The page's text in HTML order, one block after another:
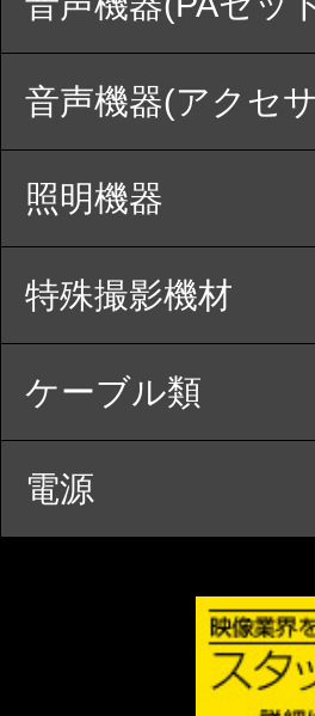
音声機器(アクセ
照明機器
特殊撮影機材
ケーブル類
電源